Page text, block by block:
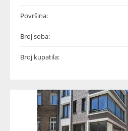
Površina:
Broj soba:
Broj kupatila: